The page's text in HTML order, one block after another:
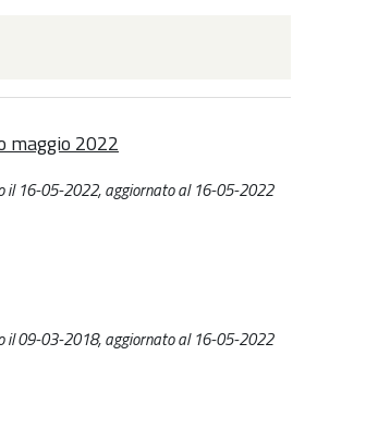
maggio 2022
il 16-05-2022, aggiornato al 16-05-2022
il 09-03-2018, aggiornato al 16-05-2022